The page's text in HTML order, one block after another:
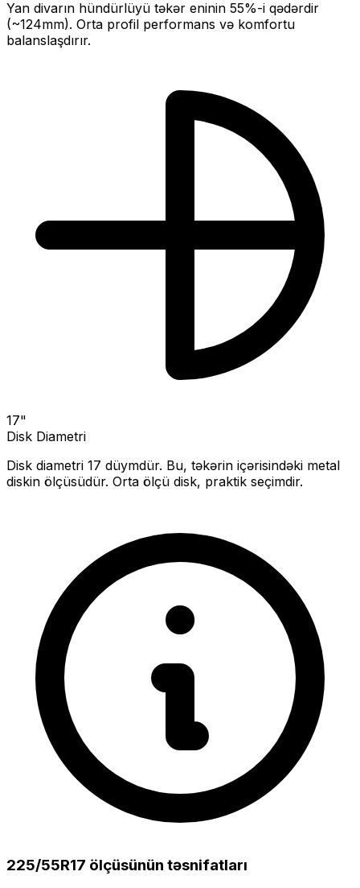
Yan divarın hündürlüyü təkər eninin 55%-i qədərdir
(~124mm). Orta profil performans və komfortu
balanslaşdırır.
17"
Disk Diametri
Disk diametri 17 düymdür. Bu, təkərin içərisindəki metal
diskin ölçüsüdür. Orta ölçü disk, praktik seçimdir.
225/55R17 ölçüsünün təsnifatları